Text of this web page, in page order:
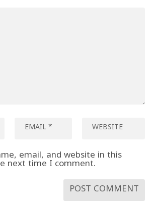
email, and website in this
next time I comment.